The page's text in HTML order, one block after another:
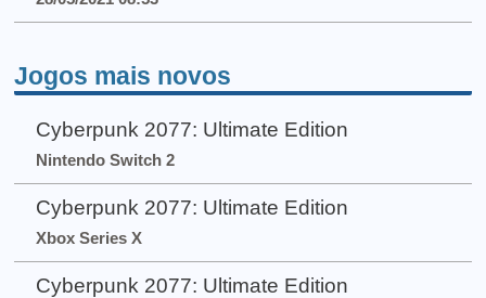
Jogos mais novos
Cyberpunk 2077: Ultimate Edition
Nintendo Switch 2
Cyberpunk 2077: Ultimate Edition
Xbox Series X
Cyberpunk 2077: Ultimate Edition